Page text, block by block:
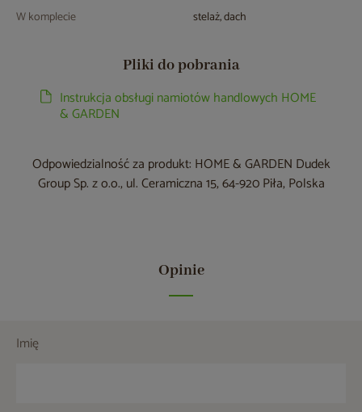
W komplecie stelaż, dach
Pliki do pobrania
Instrukcja obsługi namiotów handlowych HOME
& GARDEN
Odpowiedzialność za produkt: HOME & GARDEN Dudek
Group Sp. z o.o., ul. Ceramiczna 15, 64-920 Piła, Polska
Opinie
Imię